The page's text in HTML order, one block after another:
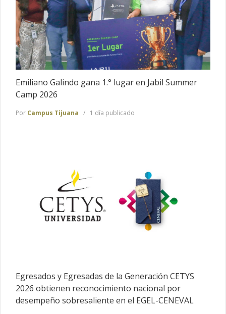
Emiliano Galindo gana 1.° lugar en Jabil Summer
Camp 2026
Por Campus Tijuana 1 día publicado
Egresados y Egresadas de la Generación CETYS
2026 obtienen reconocimiento nacional por
desempeño sobresaliente en el EGEL-CENEVAL